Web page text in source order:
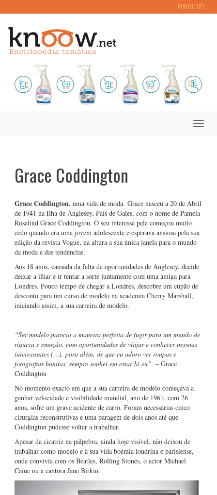
PORTUGUÊS
Toggle
Grace Coddington
Grace Coddington, uma vida de moda. Grace nasceu a 20 de Abril
de 1941 na Ilha de Anglesey, País de Gales, com o nome de Pamela
Rosalind Grace Coddington. O seu interesse pela começou muito
cedo quando era uma jovem adolescente e esperava ansiosa pela sua
edição da revista Vogue, na altura a sua única janela para o mundo
da moda e das tendências.
Aos 18 anos, cansada da falta de oportunidades de Anglesey, decide
deixar a ilhar e ir tentar a sorte juntamente com uma amiga para
Londres. Pouco tempo de chegar a Londres, descobre um cupão de
desconto para um curso de modelo na academia Cherry Marshall,
iniciando assim, a sua carreira de modelo.
“Ser modelo parecia a maneira perfeita de fugir para um mundo de
riqueza e emoção, com oportunidades de viajar e conhecer pessoas
interessantes (…). para além, de que eu adoro ver roupas e
fotografias bonitas, sempre sonhei em estar lá eu”. – Grace
Coddington
No momento exacto em que a sua carreira de modelo começava a
ganhar velocidade e visibilidade mundial, ano de 1961, com 26
anos, sofre um grave acidente de carro. Foram necessárias cinco
cirurgias reconstrutivas e uma paragem de dois anos até que
Coddington pudesse voltar a trabalhar.
Apesar da cicatriz na pálpebra, ainda hoje visível, não deixou de
trabalhar como modelo e à sua vida boémia londrina e parisiense,
onde convivia com os Beatles, Rolling Stones, o actor Michael
Caine ou a cantora Jane Birkin.